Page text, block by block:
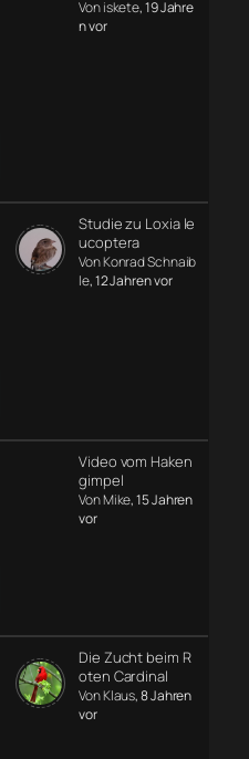
Von iskete, 19 Jahre
n vor
Studie zu Loxia le
ucoptera
Von Konrad Schnaib
le, 12 Jahren vor
Video vom Haken
gimpel
Von Mike, 15 Jahren
vor
Die Zucht beim R
oten Cardinal
Von Klaus, 8 Jahren
vor